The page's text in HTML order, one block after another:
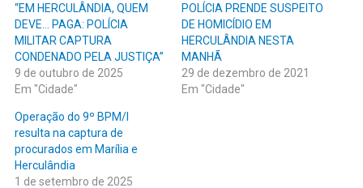
“EM HERCULÂNDIA, QUEM
DEVE… PAGA: POLÍCIA
MILITAR CAPTURA
CONDENADO PELA JUSTIÇA”
9 de outubro de 2025
Em "Cidade"
POLÍCIA PRENDE SUSPEITO
DE HOMICÍDIO EM
HERCULÂNDIA NESTA
MANHÃ
29 de dezembro de 2021
Em "Cidade"
Operação do 9º BPM/I
resulta na captura de
procurados em Marília e
Herculândia
1 de setembro de 2025